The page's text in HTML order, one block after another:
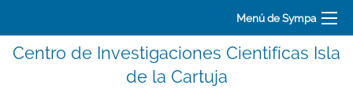
Menú de Sympa
Centro de Investigaciones Cientifícas Isla
de la Cartuja